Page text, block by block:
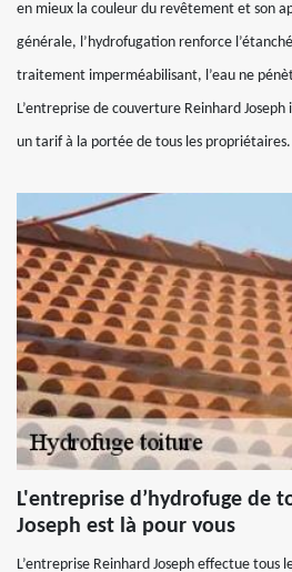
en mieux la couleur du revêtement et son
générale, l’hydrofugation renforce
traitement imperméabilisant, l’eau ne
L’entreprise de couverture Reinhard
un tarif à la portée de tous les propriétaires.
L'entreprise d’hydrofuge de
Joseph est là pour vous
L’entreprise Reinhard Joseph effectue tous